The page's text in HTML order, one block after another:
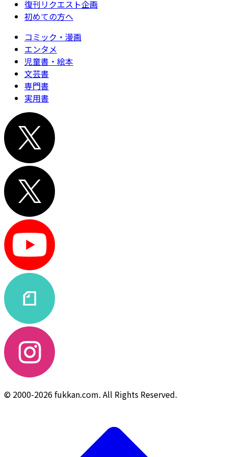
復刊リクエスト企画
初めての方へ
コミック・漫画
エンタメ
児童書・絵本
文芸書
専門書
実用書
© 2000-2026 fukkan.com. All Rights Reserved.